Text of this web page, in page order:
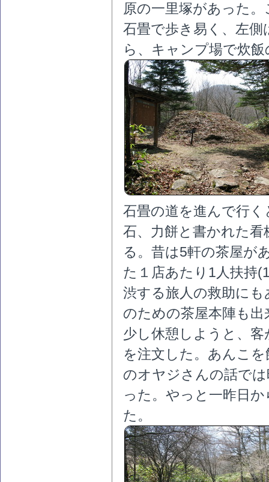
原の一里塚があった
石畳で歩き易く、左
ら、キャンプ場で炊
石畳の道を進んで行
石、力餅と書かれた
る。昔は5軒の茶屋が
た１店あたり1人扶持
渋する旅人の救助に
のための茶屋本陣も
少し休憩しようと、
を注文した。あんこ
のオヤジさんの話で
った。やっと一昨日
た。